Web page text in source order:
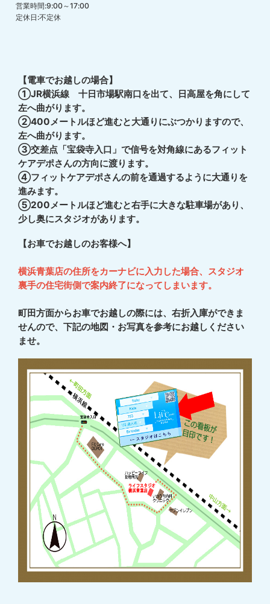
営業時間:9:00～17:00
定休日:不定休
【電車でお越しの場合】
①JR横浜線 十日市場駅南口を出て、日高屋を角にして
左へ曲がります。
②400メートルほど進むと大通りにぶつかりますので、
左へ曲がります。
③交差点「宝袋寺入口」で信号を対角線にあるフィット
ケアデポさんの方向に渡ります。
④フィットケアデポさんの前を通過するように大通りを
進みます。
⑤200メートルほど進むと右手に大きな駐車場があり、
少し奥にスタジオがあります。
【お車でお越しのお客様へ】
横浜青葉店の住所をカーナビに入力した場合、スタジオ
裏手の住宅街側で案内終了になってしまいます。
町田方面からお車でお越しの際には、右折入庫ができま
せんので、下記の地図・お写真を参考にお越しください
ませ。